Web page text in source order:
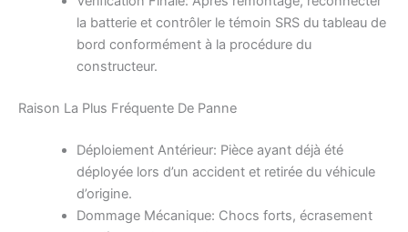
la batterie et contrôler le témoin SRS du tableau de
bord conformément à la procédure du
constructeur.
Raison La Plus Fréquente De Panne
Déploiement Antérieur: Pièce ayant déjà été
déployée lors d’un accident et retirée du véhicule
d’origine.
Dommage Mécanique: Chocs forts, écrasement